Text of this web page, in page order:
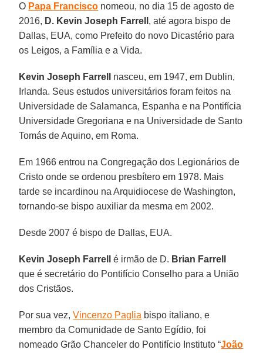
O Papa Francisco nomeou, no dia 15 de agosto de
2016, D. Kevin Joseph Farrell , até agora bispo de
Dallas, EUA, como Prefeito do novo Dicastério para
os Leigos, a Família e a Vida.
Kevin Joseph Farrell
nasceu, em 1947, em Dublin,
Irlanda. Seus estudos universitários foram feitos na
Universidade de Salamanca, Espanha e na Pontifícia
Universidade Gregoriana e na Universidade de Santo
Tomás de Aquino, em Roma.
Em 1966 entrou na Congregação dos Legionários de
Cristo onde se ordenou presbítero em 1978. Mais
tarde se incardinou na Arquidiocese de Washington,
tornando-se bispo auxiliar da mesma em 2002.
Desde 2007 é bispo de Dallas, EUA.
Kevin Joseph Farrell é irmão de D. Brian Farrell
que é secretário do Pontifício Conselho para a União
dos Cristãos.
Por sua vez,Vincenzo Paglia bispo italiano, e
membro da Comunidade de Santo Egídio, foi
nomeado Grão Chanceler do Pontifício Instituto “João